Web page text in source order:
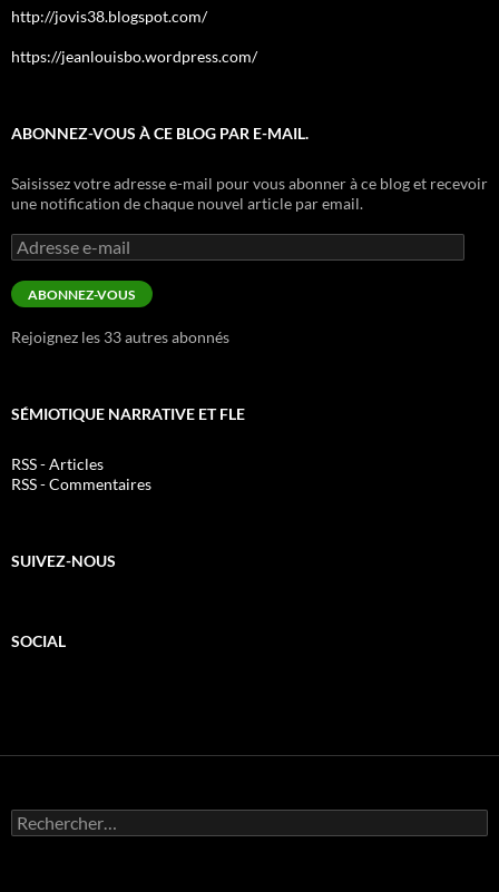
http://jovis38.blogspot.com/
https://jeanlouisbo.wordpress.com/
ABONNEZ-VOUS À CE BLOG PAR E-MAIL.
Saisissez votre adresse e-mail pour vous abonner à ce blog et recevoir
une notification de chaque nouvel article par email.
Adresse
e-
mail
ABONNEZ-VOUS
Rejoignez les 33 autres abonnés
SÉMIOTIQUE NARRATIVE ET FLE
RSS - Articles
RSS - Commentaires
SUIVEZ-NOUS
SOCIAL
Rechercher :